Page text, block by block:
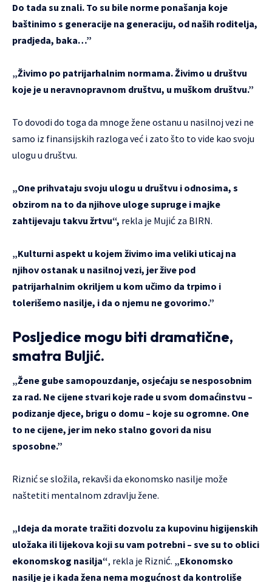
Do tada su znali. To su bile norme ponašanja koje
baštinimo s generacije na generaciju, od naših roditelja,
pradjeda, baka…”
„Živimo po patrijarhalnim normama. Živimo u društvu
koje je u neravnopravnom društvu, u muškom društvu.”
To dovodi do toga da mnoge žene ostanu u nasilnoj vezi ne
samo iz finansijskih razloga već i zato što to vide kao svoju
ulogu u društvu.
„One prihvataju svoju ulogu u društvu i odnosima, s
obzirom na to da njihove uloge supruge i majke
zahtijevaju takvu žrtvu“, rekla je Mujić za BIRN.
„Kulturni aspekt u kojem živimo ima veliki uticaj na
njihov ostanak u nasilnoj vezi, jer žive pod
patrijarhalnim okriljem u kom učimo da trpimo i
tolerišemo nasilje, i da o njemu ne govorimo.”
Posljedice mogu biti dramatične,
smatra Buljić.
„Žene gube samopouzdanje, osjećaju se nesposobnim
za rad. Ne cijene stvari koje rade u svom domaćinstvu –
podizanje djece, brigu o domu – koje su ogromne. One
to ne cijene, jer im neko stalno govori da nisu
sposobne.”
Riznić se složila, rekavši da ekonomsko nasilje može
naštetiti mentalnom zdravlju žene.
„Ideja da morate tražiti dozvolu za kupovinu higijenskih
uložaka ili lijekova koji su vam potrebni – sve su to oblici
ekonomskog nasilja“, rekla je Riznić. „Ekonomsko
nasilje je i kada žena nema mogućnost da kontroliše